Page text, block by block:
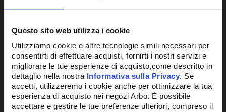
Questo sito web utilizza i cookie
Utilizziamo cookie e altre tecnologie simili necessari per
consentirti di effettuare acquisti, fornirti i nostri servizi e
migliorare le tue esperienze di acquisto,come descritto in
dettaglio nella nostra Informativa sulla Privacy. Se
accetti, utilizzeremo i cookie anche per ottimizzare la tua
esperienza di acquisto nei negozi Arbo. É possibile
accettare e gestire le tue preferenze ulteriori, compreso il
RESISTENZA ELETTRICA IN INOX CON
POTENZA 12000 W E ATTACCO 1"1/2
TRIFASE - REX120T
577,44€+ IVA